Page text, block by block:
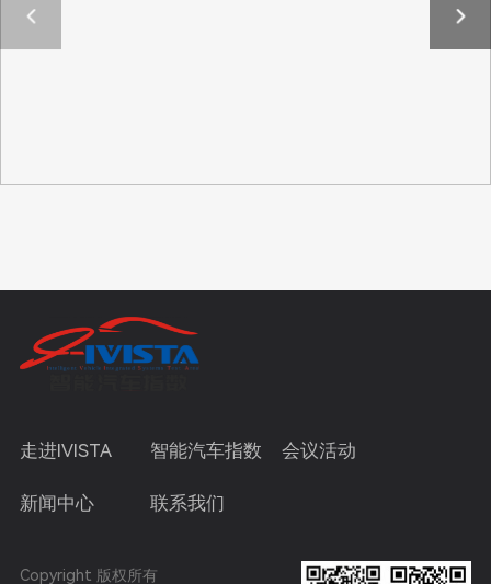
走进IVISTA 智能汽车指数 会议活动
新闻中心 联系我们
Copyright 版权所有